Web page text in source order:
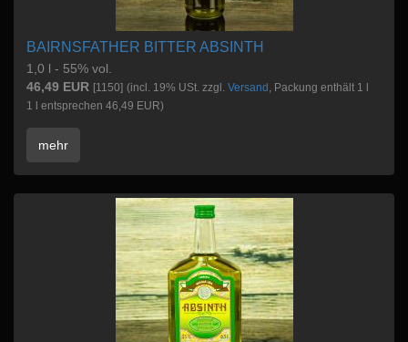
BAIRNSFATHER BITTER ABSINTH
1,0 l - 55% vol.
46,49 EUR [1150] (incl. 19% USt. zzgl. Versand , Packung enthält 1 l
1 l entsprechen 46,49 EUR)
mehr